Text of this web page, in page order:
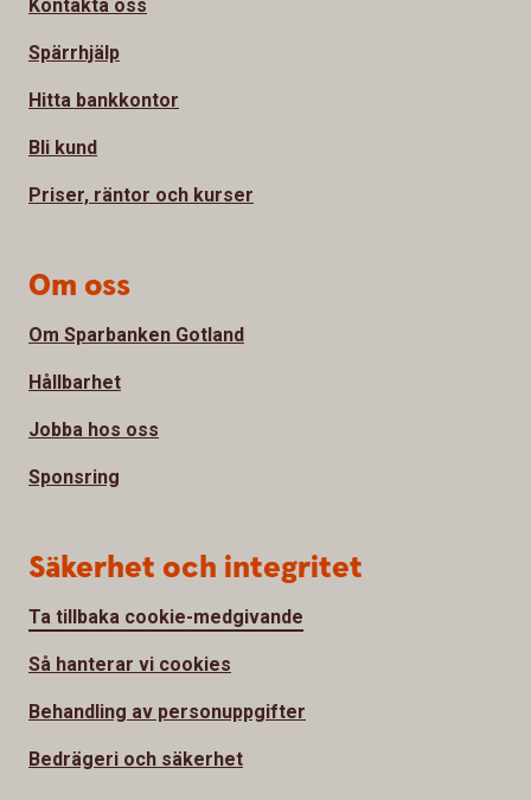
Kontakta oss
Spärrhjälp
Hitta bankkontor
Bli kund
Priser, räntor och kurser
Om oss
Om Sparbanken Gotland
Hållbarhet
Jobba hos oss
Sponsring
Säkerhet och integritet
Ta tillbaka cookie-medgivande
Så hanterar vi cookies
Behandling av personuppgifter
Bedrägeri och säkerhet